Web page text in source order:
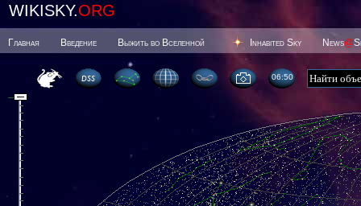
WIKISKY.ORG
Главная Введение Выжить во Вселенной Inhabited Sky News@
06 50